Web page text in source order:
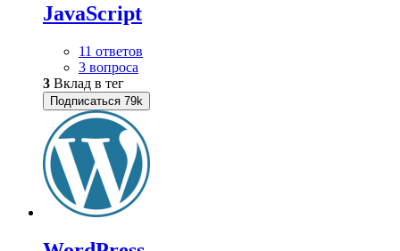
JavaScript
11 ответов
3 вопроса
3 Вклад в тег
Подписаться 79k